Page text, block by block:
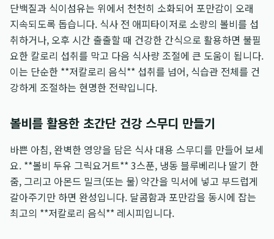
단백질과 식이섬유는 위에서 천천히 소화되어 포만감이 오래
지속되도록 돕습니다. 식사 전 애피타이저로 소량의 볼비를 섭
취하거나, 오후 시간 출출할 때 건강한 간식으로 활용하면 불필
요한 칼로리 섭취를 막고 다음 식사량 조절에 큰 도움이 됩니다.
이는 단순한 **저칼로리 음식** 섭취를 넘어, 식습관 전체를 건
강하게 조절하는 현명한 전략입니다.
볼비를 활용한 초간단 건강 스무디 만들기
바쁜 아침, 완벽한 영양을 담은 식사 대용 스무디를 만들어 보세
요. **볼비 두유 그릭요거트** 3스푼, 냉동 블루베리나 딸기 한
줌, 그리고 아몬드 밀크(또는 물) 약간을 믹서에 넣고 부드럽게
갈아주기만 하면 완성입니다. 달콤함과 포만감을 동시에 잡는
최고의 **저칼로리 음식** 레시피입니다.